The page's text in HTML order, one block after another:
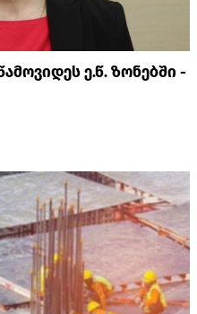
ე.წ. ზონებში -